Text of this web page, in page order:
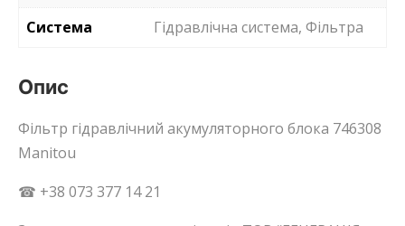
Система Гідравлічна система, Фільтра
Опис
Фільтр гідравлічний акумуляторного блока 746308
Manitou
☎ +38 073 377 14 21